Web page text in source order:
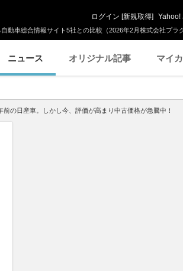
動車総合情報サイト5社との比較（2026年2月株式会社プラ
ログイン [新規取得] Yahoo!
ニュース オリジナル記事 マイ
の日産車。しかし今、評価が高まり中古価格が急騰中！